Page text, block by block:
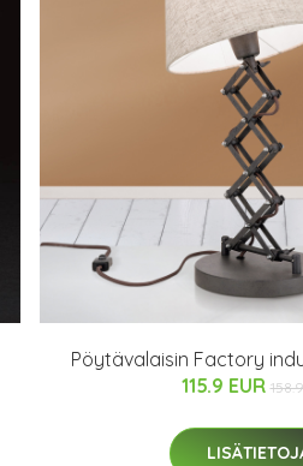
Pöytävalaisin Factory
115.9 EUR